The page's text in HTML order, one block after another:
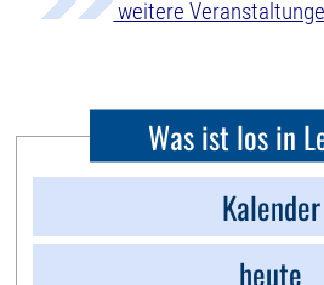
weitere
Was ist los in
Kalender
heute